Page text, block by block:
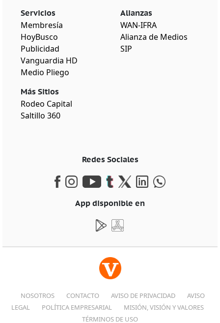
Servicios
Membresía
HoyBusco
Publicidad
Vanguardia HD
Medio Pliego
Más Sitios
Rodeo Capital
Saltillo 360
Alianzas
WAN-IFRA
Alianza de Medios
SIP
Redes Sociales
App disponible en
NOSOTROS CONTACTO AVISO DE PRIVACIDAD
AVISO
LEGAL
POLÍTICA EMPRESARIAL
MISIÓN, VISIÓN Y VALORES
TÉRMINOS DE USO